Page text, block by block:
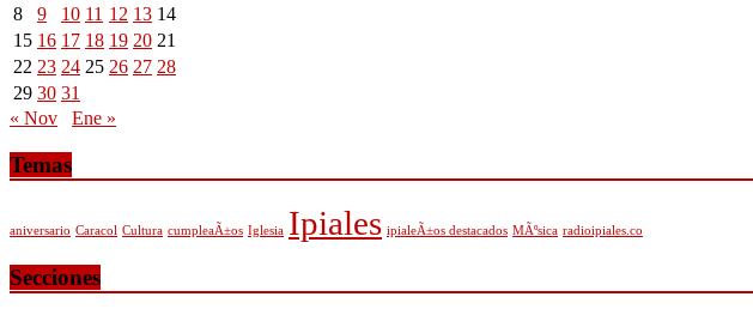
8
9 10 11 12 13 14
15 16 17 18 19 20 21
22 23 24 25 26 27 28
29 30 31
« Nov
Ene »
Temas
aniversario Caracol Cultura cumpleaÃ±os Iglesia Ipiales ipialeÃ±os destacados MÃºsica radioipiales.co
Secciones